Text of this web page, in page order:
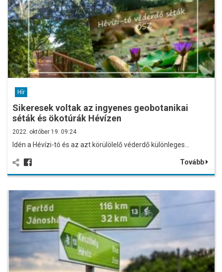
Hír
Sikeresek voltak az ingyenes geobotanikai
séták és ökotúrák Hévízen
2022. október 19. 09:24
Idén a Hévízi-tó és az azt körülölelő véderdő különleges…
Tovább